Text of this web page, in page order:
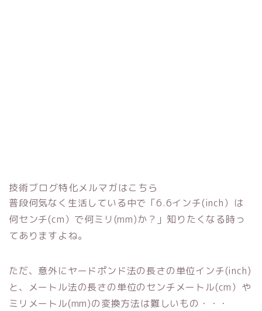
技術ブログ特化メルマガはこちら
普段何気なく生活している中で「6.6インチ(inch）は
何センチ(cm）で何ミリ(mm)か？」知りたくなる時っ
てありますよね。
ただ、意外にヤードポンド法の長さの単位インチ(inch)
と、メートル法の長さの単位のセンチメートル(cm）や
ミリメートル(mm)の変換方法は難しいもの・・・